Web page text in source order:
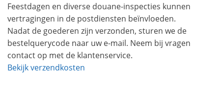
Feestdagen en diverse douane-inspecties kunnen
vertragingen in de postdiensten beïnvloeden.
Nadat de goederen zijn verzonden, sturen we de
bestelquerycode naar uw e-mail. Neem bij vragen
contact op met de klantenservice.
Bekijk verzendkosten